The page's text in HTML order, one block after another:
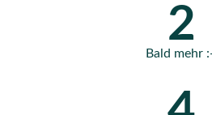
2
Bald mehr